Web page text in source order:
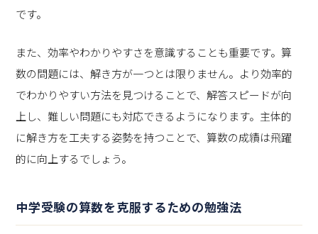
です。
また、効率やわかりやすさを意識することも重要です。算
数の問題には、解き方が一つとは限りません。より効率的
でわかりやすい方法を見つけることで、解答スピードが向
上し、難しい問題にも対応できるようになります。主体的
に解き方を工夫する姿勢を持つことで、算数の成績は飛躍
的に向上するでしょう。
中学受験の算数を克服するための勉強法